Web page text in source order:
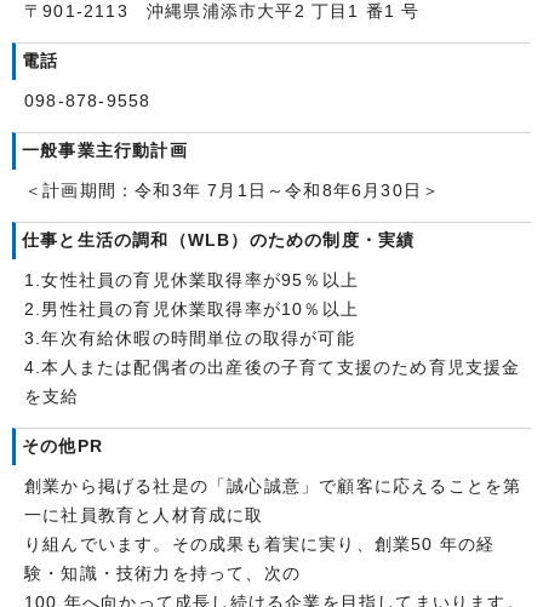
〒901-2113 沖縄県浦添市大平2 丁目1 番1 号
電話
098-878-9558
一般事業主行動計画
＜計画期間：令和3年 7月1日～令和8年6月30日＞
仕事と生活の調和（WLB）のための制度・実績
1.女性社員の育児休業取得率が95％以上
2.男性社員の育児休業取得率が10％以上
3.年次有給休暇の時間単位の取得が可能
4.本人または配偶者の出産後の子育て支援のため育児支援金
を支給
その他PR
創業から掲げる社是の「誠心誠意」で顧客に応えることを第
一に社員教育と人材育成に取
り組んでいます。その成果も着実に実り、創業50 年の経
験・知識・技術力を持って、次の
100 年へ向かって成長し続ける企業を目指してまいります。